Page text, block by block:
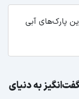
پارک‌های آبی
به دنیای